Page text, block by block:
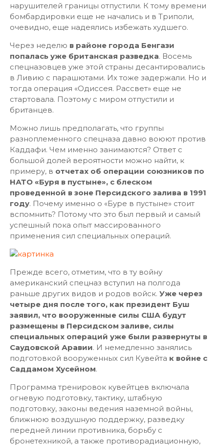
нарушителей границы отпустили. К тому времени
бомбардировки еще не начались и в Триполи,
очевидно, еще надеялись избежать худшего.
Через неделю в районе города Бенгази
попалась уже британская разведка. Восемь
спецназовцев уже этой страны десантировались
в Ливию с парашютами. Их тоже задержали. Но и
тогда операция «Одиссея. Рассвет» еще не
стартовала. Поэтому с миром отпустили и
британцев.
Можно лишь предполагать, что группы
разноплеменного спецназа давно воюют против
Каддафи. Чем именно занимаются? Ответ с
большой долей вероятности можно найти, к
примеру, в отчетах об операции союзников по
НАТО «Буря в пустыне», с блеском
проведенной в зоне Персидского залива в 1991
году. Почему именно о «Буре в пустыне» стоит
вспомнить? Потому что это был первый и самый
успешный пока опыт массированного
применения сил специальных операций.
Прежде всего, отметим, что в ту войну
американский спецназ вступил на полгода
раньше других видов и родов войск. Уже через
четыре дня после того, как президент Буш
заявил, что вооруженные силы США будут
размещены в Персидском заливе, силы
специальных операций уже были развернуты в
Саудовской Аравии. И немедленно занялись
подготовкой вооруженных сил Кувейта к войне с
Саддамом Хусейном.
Программа тренировок кувейтцев включала
огневую подготовку, тактику, штабную
подготовку, законы ведения наземной войны,
ближнюю воздушную поддержку, разведку
передней линии противника, борьбу с
бронетехникой, а также противорадиационную,